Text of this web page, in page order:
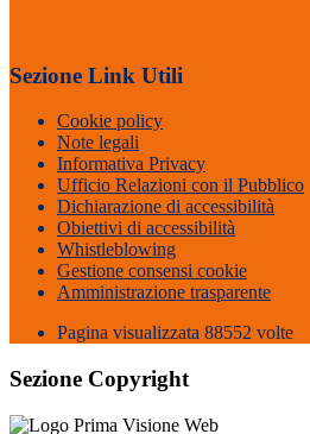
Sezione Link Utili
Cookie policy
Note legali
Informativa Privacy
Ufficio Relazioni con il Pubblico
Dichiarazione di accessibilità
Obiettivi di accessibilità
Whistleblowing
Gestione consensi cookie
Amministrazione trasparente
Pagina visualizzata 88552 volte
Sezione Copyright